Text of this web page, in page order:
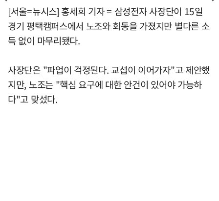
[서울=뉴시스] 홍세희 기자 = 삼성전자 사장단이 15일
경기 평택캠퍼스에서 노조와 회동을 가졌지만 별다른 소
득 없이 마무리됐다.
사장단은 "파업이 걱정된다. 교섭이 이어가자"고 제안했
지만, 노조는 "핵심 요구에 대한 안건이 있어야 가능하
다"고 맞섰다.